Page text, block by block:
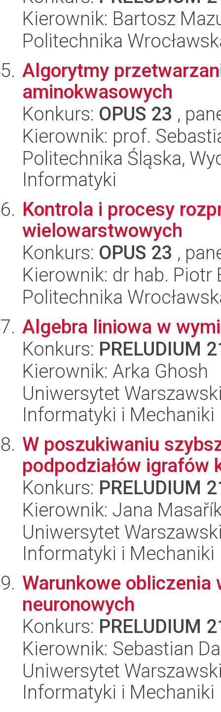
Kierownik: Bartosz
Politechnika
Algorytmy
aminokwasowych
Konkurs: OPUS 23 ,
Kierownik: prof.
Politechnika Śląska,
Informatyki
Kontrola i procesy
wielowarstwowych
Konkurs: OPUS 23 ,
Kierownik: dr hab. Piotr
Politechnika
Algebra liniowa w
Konkurs: PRELUDIUM
Kierownik: Arka Ghosh
Uniwersytet
Informatyki i Mechaniki
W poszukiwaniu
podpodziałów igrafów
Konkurs: PRELUDIUM
Kierownik: Jana
Uniwersytet
Informatyki i Mechaniki
Warunkowe obliczenia
neuronowych
Konkurs: PRELUDIUM
Kierownik: Sebastian
Uniwersytet
Informatyki i Mechaniki